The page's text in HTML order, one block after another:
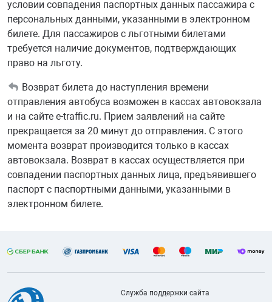
условии совпадения паспортных данных пассажира с
персональных данными, указанными в электронном
билете. Для пассажиров с льготными билетами
требуется наличие документов, подтверждающих
право на льготу.
Возврат билета до наступления времени
отправления автобуса возможен в кассах автовокзала
и на сайте e-traffic.ru. Прием заявлений на сайте
прекращается за 20 минут до отправления. С этого
момента возврат производится только в каccах
автовокзала. Возврат в кассах осуществляется при
совпадении паспортных данных лица, предъявившего
паспорт с паспортными данными, указанными в
электронном билете.
Служба поддержки сайта